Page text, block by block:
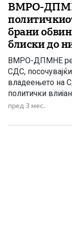
ВМРО-
брани
блиски до
ВМРО-ДПМНЕ
СДС,
владеењето на
политички
Според
Радмила
пред 3 мес.